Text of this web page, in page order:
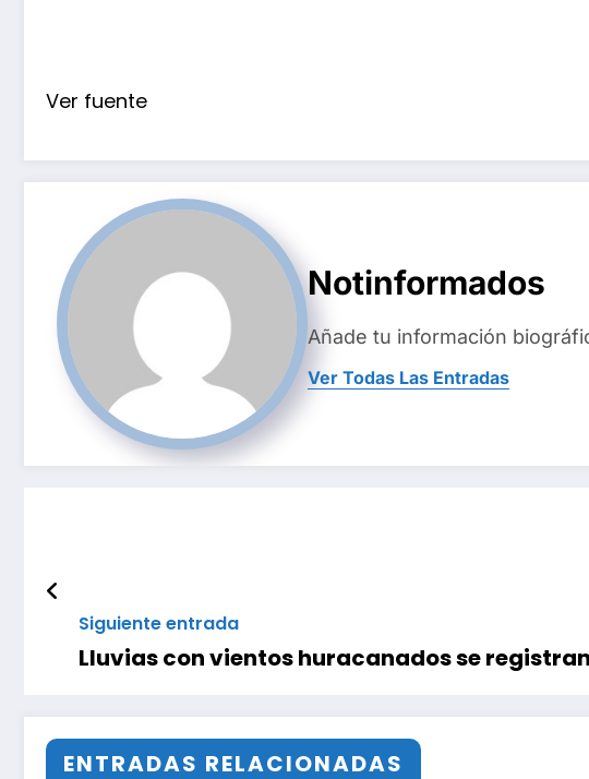
Ver fuente
Notinformados
Añade tu información
Ver Todas Las Entradas
Siguiente entrada
Lluvias con vientos huracanados se
ENTRADAS RELACIONADAS